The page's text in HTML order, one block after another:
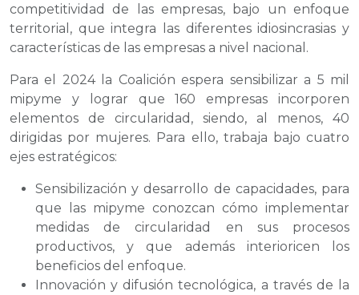
competitividad de las empresas, bajo un enfoque
territorial, que integra las diferentes idiosincrasias y
características de las empresas a nivel nacional.
Para el 2024 la Coalición espera sensibilizar a 5 mil
mipyme y lograr que 160 empresas incorporen
elementos de circularidad, siendo, al menos, 40
dirigidas por mujeres. Para ello, trabaja bajo cuatro
ejes estratégicos:
Sensibilización y desarrollo de capacidades, para
que las mipyme conozcan cómo implementar
medidas de circularidad en sus procesos
productivos, y que además interioricen los
beneficios del enfoque.
Innovación y difusión tecnológica, a través de la